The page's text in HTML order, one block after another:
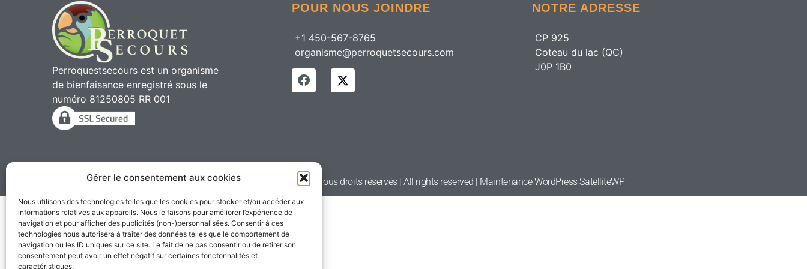
Gérer le consentement aux cookies
Nous utilisons des technologies telles que les cookies pour stocker et/ou accéder aux
informations relatives aux appareils. Nous le faisons pour améliorer l’expérience de
navigation et pour afficher des publicités (non-)personnalisées. Consentir à ces
technologies nous autorisera à traiter des données telles que le comportement de
navigation ou les ID uniques sur ce site. Le fait de ne pas consentir ou de retirer son
consentement peut avoir un effet négatif sur certaines fonctonnalités et
caractéristiques.
Perroquestsecours est un organisme
de bienfaisance enregistré sous le
numéro 81250805 RR 001
POUR NOUS JOINDRE
+1 450-567-8765
organisme@perroquetsecours.com
NOTRE ADRESSE
CP 925
Coteau du lac (QC)
J0P 1B0
2010 - 2026 © Perroquetsecours | Tous droits réservés | All rights reserved | Maintenance WordPressSatelliteWP